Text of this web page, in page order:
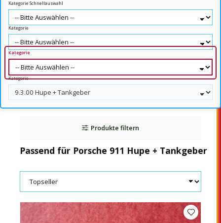
Kategorie Schnellauswahl
Kategorie
Kategorie
Kategorie
Produkte filtern
Passend für Porsche 911 Hupe + Tankgeber